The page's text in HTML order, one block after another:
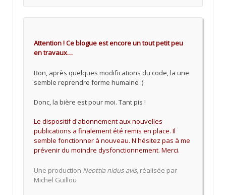
Attention ! Ce blogue est encore un tout petit peu
en travaux…
Bon, après quelques modifications du code, la une
semble reprendre forme humaine :)
Donc, la bière est pour moi. Tant pis !
Le dispositif d'abonnement aux nouvelles
publications a finalement été remis en place. Il
semble fonctionner à nouveau. N'hésitez pas à me
prévenir du moindre dysfonctionnement. Merci.
Une production Neottia nidus-avis, réalisée par
Michel Guillou